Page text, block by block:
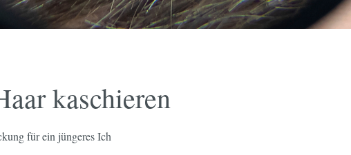
kaschieren
für ein jüngeres Ich